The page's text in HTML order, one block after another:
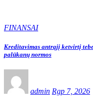
FINANSAI
Kreditavimas antrąjį ketvirtį
palūkanų normos
admin Rgp 7, 2026